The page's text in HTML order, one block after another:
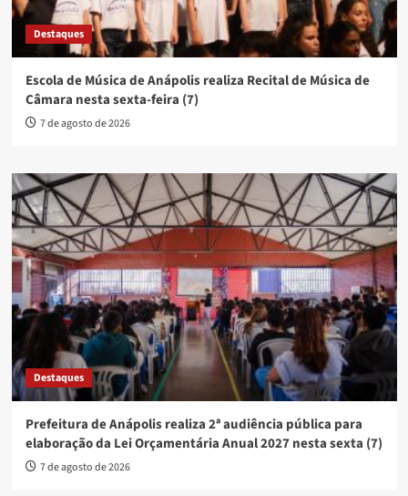
Destaques
Escola de Música de Anápolis realiza Recital de Música de
Câmara nesta sexta-feira (7)
7 de agosto de 2026
Destaques
Prefeitura de Anápolis realiza 2ª audiência pública para
elaboração da Lei Orçamentária Anual 2027 nesta sexta (7)
7 de agosto de 2026